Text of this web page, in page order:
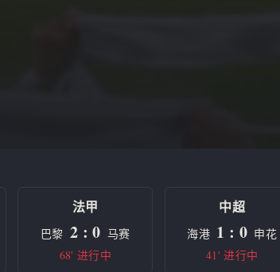
法甲
巴黎 2 : 0 马赛
68' 进行中
中超
海港 1 : 0 申花
41' 进行中